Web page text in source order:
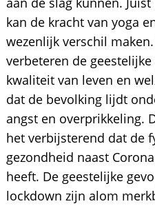
kan de kracht van yoga
wezenlijk verschil
verbeteren de
kwaliteit van leven en
dat de bevolking lijdt
angst en overprikkeling.
het verbijsterend dat de
gezondheid naast
heeft. De geestelijke
lockdown zijn alom